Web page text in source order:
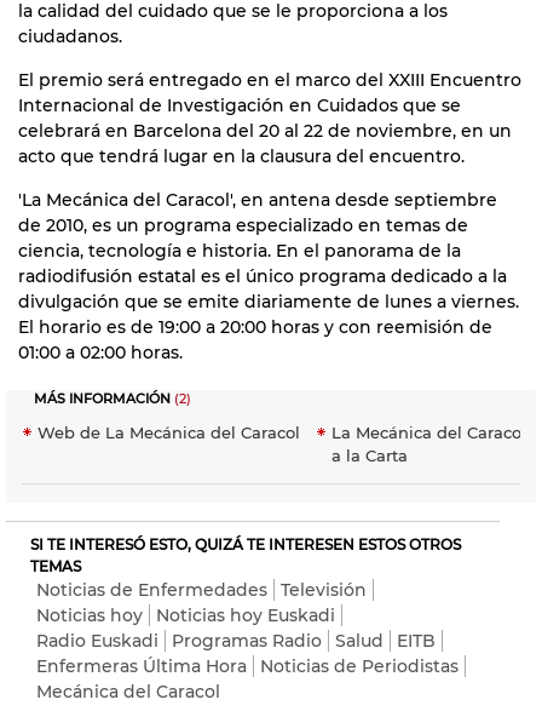
la calidad del cuidado que se le proporciona a los
ciudadanos.
El premio será entregado en el marco del XXIII Encuentro
Internacional de Investigación en Cuidados que se
celebrará en Barcelona del 20 al 22 de noviembre, en un
acto que tendrá lugar en la clausura del encuentro.
'La Mecánica del Caracol', en antena desde septiembre
de 2010, es un programa especializado en temas de
ciencia, tecnología e historia. En el panorama de la
radiodifusión estatal es el único programa dedicado a la
divulgación que se emite diariamente de lunes a viernes.
El horario es de 19:00 a 20:00 horas y con reemisión de
01:00 a 02:00 horas.
MÁS INFORMACIÓN (2)
Web de La Mecánica del Caracol
La Mecánica del Caracol
a la Carta
SI TE INTERESÓ ESTO, QUIZÁ TE INTERESEN ESTOS OTROS
TEMAS
Noticias de Enfermedades
Televisión
Noticias hoy
Noticias hoy Euskadi
Radio Euskadi
Programas Radio Salud
EITB
Enfermeras Última Hora
Noticias de Periodistas
Mecánica del Caracol